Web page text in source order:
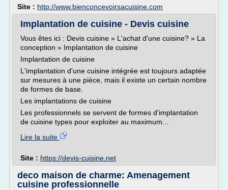
Site : http://www.bienconcevoirsacuisine.com
Implantation de cuisine - Devis cuisine
Vous êtes ici : Devis cuisine » L'achat d'une cuisine? » La
conception » Implantation de cuisine
Implantation de cuisine
L'implantation d'une cuisine intégrée est toujours adaptée
sur mesures à une pièce, mais il existe un certain nombre
de formes de base.
Les implantations de cuisine
Les professionnels se servent de formes d'implantation
de cuisine types pour exploiter au maximum...
Lire la suite
Site : https://devis-cuisine.net
deco maison de charme: Amenagement
cuisine professionnelle